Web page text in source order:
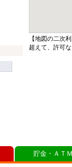
【地図の二次
超えて、許可
貯金・ＡＴ